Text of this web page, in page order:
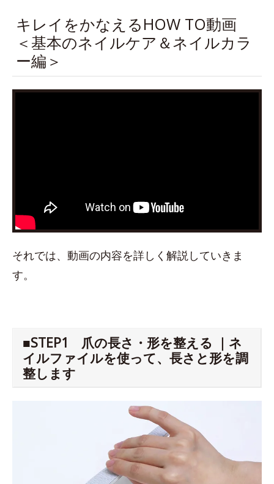
キレイをかなえるHOW TO動画
＜基本のネイルケア＆ネイルカラ
ー編＞
それでは、動画の内容を詳しく解説していきま
す。
■STEP1 爪の長さ・形を整える ｜ネ
イルファイルを使って、長さと形を調
整します